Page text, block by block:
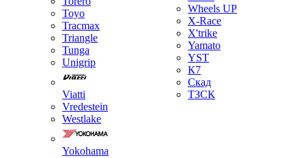
Toyo
Tracmax
Triangle
Tunga
Unigrip
Viatti
Vredestein
Westlake
Yokohama
Wheels UP
X-Race
X'trike
Yamato
YST
К7
Скад
ТЗСК